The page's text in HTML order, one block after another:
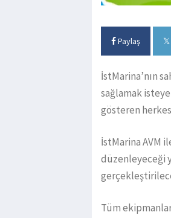
Paylaş
İstMarina’nın
sağlamak
gösteren
İstMarina AVM
düzenleyeceği
Tüm